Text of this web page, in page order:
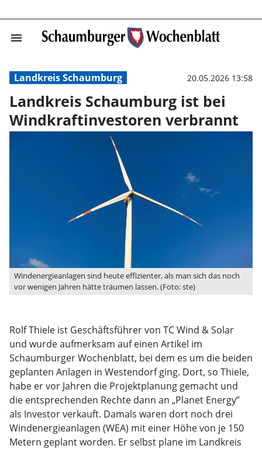
menu Landkreis
Landkreis Schaumburg 20.05.2026 13:58
Landkreis Schaumburg ist bei
Windkraftinvestoren verbrannt
Windenergieanlagen sind heute effizienter, als man sich das noch
vor wenigen Jahren hätte träumen lassen. (Foto: ste)
Rolf Thiele ist Geschäftsführer von TC Wind & Solar
und wurde aufmerksam auf einen Artikel im
Schaumburger Wochenblatt, bei dem es um die beiden
geplanten Anlagen in Westendorf ging. Dort, so Thiele,
habe er vor Jahren die Projektplanung gemacht und
die entsprechenden Rechte dann an „Planet Energy”
als Investor verkauft. Damals waren dort noch drei
Windenergieanlagen (WEA) mit einer Höhe von je 150
Metern geplant worden. Er selbst plane im Landkreis